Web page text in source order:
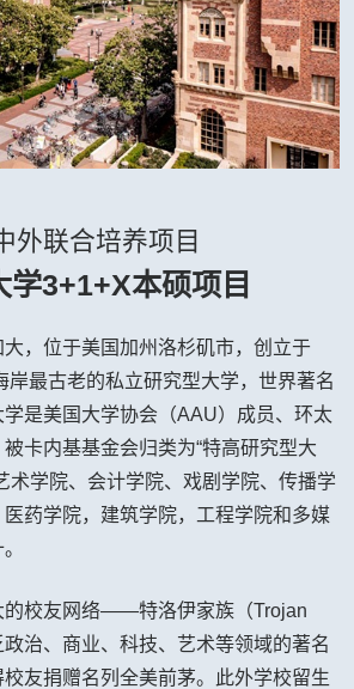
外联合培养项目
学3+1+X本硕项目
，位于美国加州洛杉矶市，创立于
岸最古老的私立研究型大学，世界著名
是美国大学协会（AAU）成员、环太
卡内基基金会归类为“特高研究型大
术学院、会计学院、戏剧学院、传播学
药学院，建筑学院，工程学院和多媒
的校友网络——特洛伊家族（Trojan
治、商业、科技、艺术等领域的著名
友捐赠名列全美前茅。此外学校留生